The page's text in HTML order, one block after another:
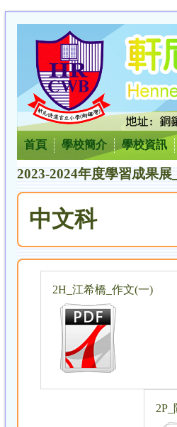
首頁 學校簡介 學校資訊
2023-2024年度學習成果
中文科
2H_江希橋_作文(一)